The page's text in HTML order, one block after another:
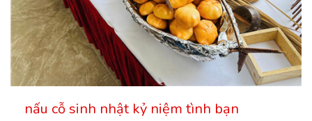
nấu cỗ sinh nhật kỷ niệm tình bạn